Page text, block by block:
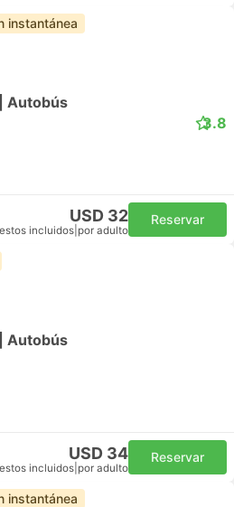
instantánea
Autobús
3.8
USD 32
incluidos por adulto
Reservar
Autobús
USD 34
incluidos por adulto
Reservar
instantánea